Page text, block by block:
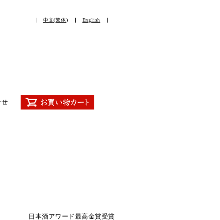
中文(繁体) English
せ
日本酒アワード最高金賞受賞